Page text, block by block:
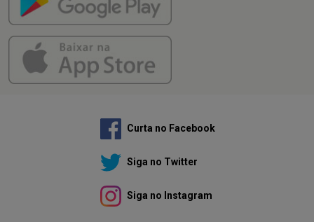
Curta no Facebook
Siga no Twitter
Siga no Instagram